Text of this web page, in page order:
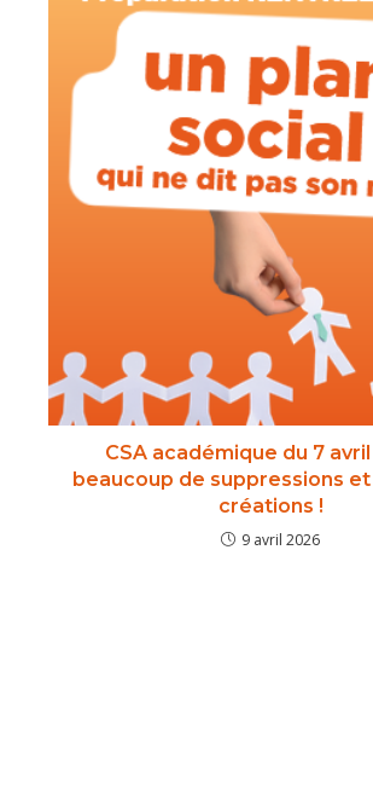
CSA académique du 7
beaucoup de suppressions
créations !
9 avril 2026